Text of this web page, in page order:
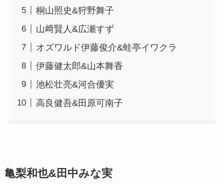
桐山照史&狩野舞子
山﨑賢人&広瀬すず
オズワルド伊藤俊介&蛙亭イワクラ
伊藤健太郎&山本舞香
池松壮亮&河合優実
高良健吾&田原可南子
亀梨和也&田中みな実